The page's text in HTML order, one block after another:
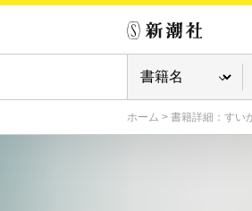
ホーム > 書籍詳細：すい